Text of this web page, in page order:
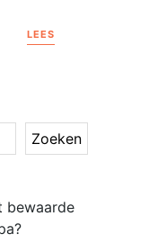
LEES
Zoeken
bewaarde